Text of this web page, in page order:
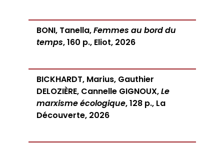
BONI, Tanella,Femmes au bord du
temps, 160 p., Eliot, 2026
BICKHARDT, Marius, Gauthier
DELOZIÈRE, Cannelle GIGNOUX,Le
marxisme écologique, 128 p., La
Découverte, 2026